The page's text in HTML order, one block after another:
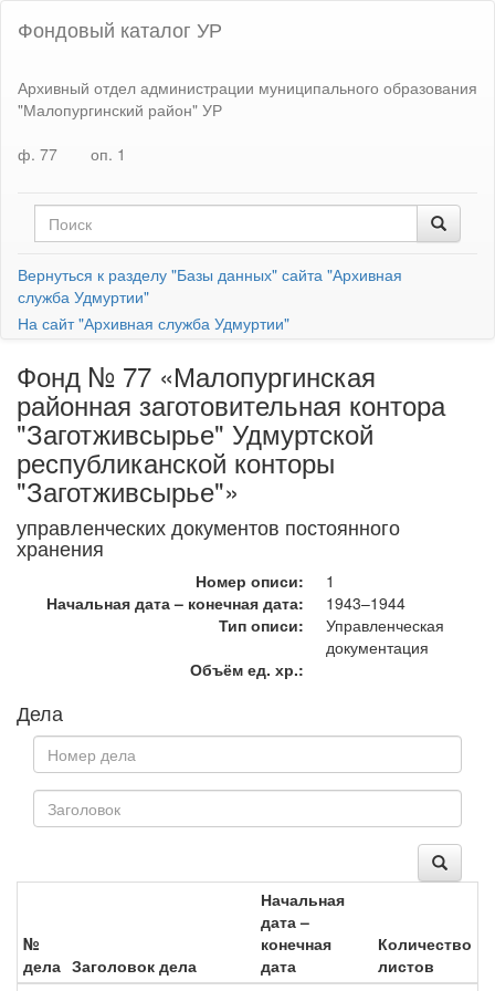
Фондовый каталог УР
Архивный отдел администрации муниципального образования
"Малопургинский район" УР
ф. 77
оп. 1
Вернуться к разделу "Базы данных" сайта "Архивная
служба Удмуртии"
На сайт "Архивная служба Удмуртии"
Фонд № 77 «Малопургинская
районная заготовительная контора
"Заготживсырье" Удмуртской
республиканской конторы
"Заготживсырье"»
управленческих документов постоянного
хранения
Номер описи:
1
Начальная дата – конечная дата:
1943–1944
Тип описи:
Управленческая
документация
Объём ед. хр.:
Дела
№
дела Заголовок дела
Начальная
дата –
конечная
дата
Количество
листов